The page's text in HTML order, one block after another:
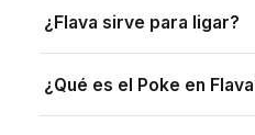
¿Flava sirve para ligar?
¿Qué es el Poke en